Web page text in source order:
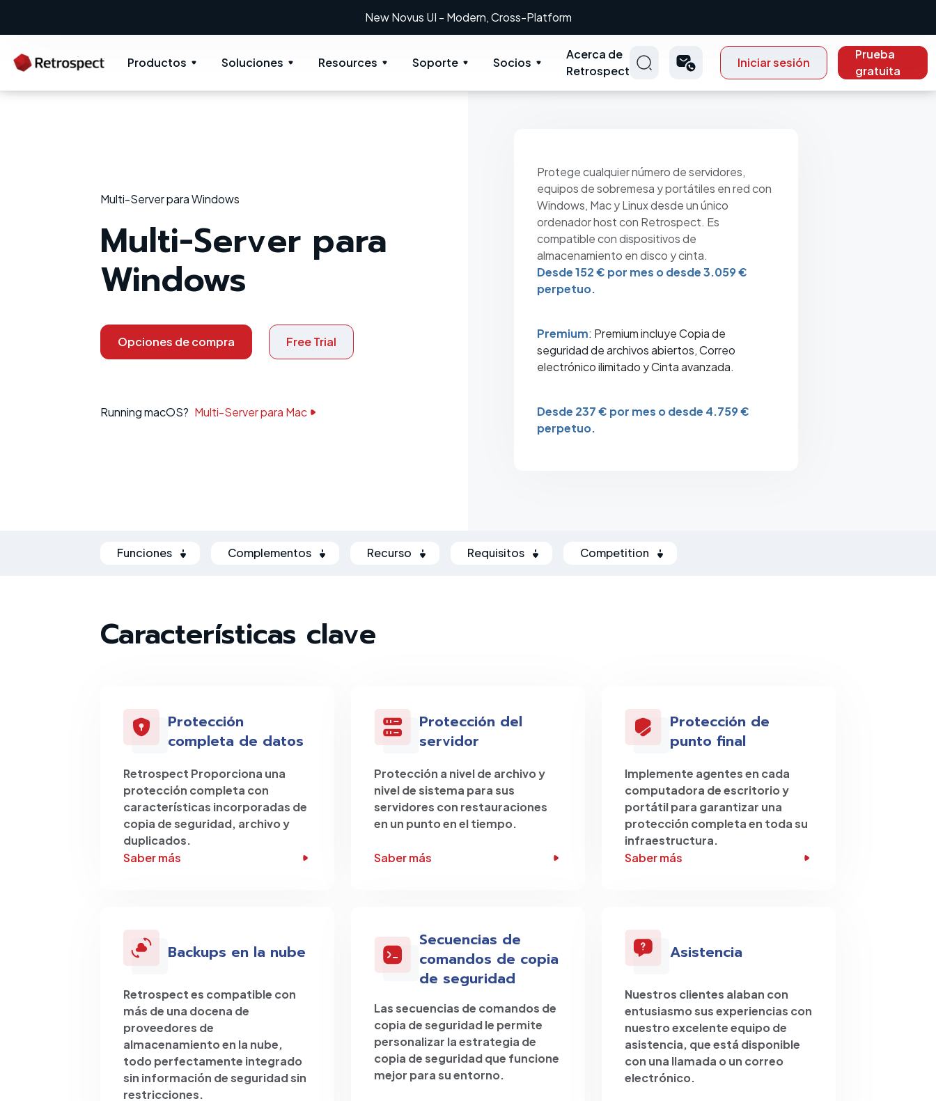
New: Retrospect 20.0.1
Productos Soluciones Resources Soporte Socios
Acerca de
Retrospect
Iniciar sesión
Prueba
gratuita
Multi-Server para Windows
Multi-Server para
Windows
Opciones de compra Free Trial
Running macOS? Multi-Server para Mac
Protege cualquier número de servidores,
equipos de sobremesa y portátiles en red con
Windows, Mac y Linux desde un único
ordenador host con Retrospect. Es
compatible con dispositivos de
almacenamiento en disco y cinta.
Desde 152 € por mes o desde 3.059 €
perpetuo.
Premium: Premium incluye Copia de
seguridad de archivos abiertos, Correo
electrónico ilimitado y Cinta avanzada.
Desde 237 € por mes o desde 4.759 €
perpetuo.
Funciones Complementos Recurso Requisitos Competition
Características clave
Protección
completa de datos
Retrospect Proporciona una
protección completa con
características incorporadas de
copia de seguridad, archivo y
duplicados.
Saber más
Protección del
servidor
Protección a nivel de archivo y
nivel de sistema para sus
servidores con restauraciones
en un punto en el tiempo.
Saber más
Protección de
punto final
Implemente agentes en cada
computadora de escritorio y
portátil para garantizar una
protección completa en toda su
infraestructura.
Saber más
Backups en la nube
Retrospect es compatible con
más de una docena de
proveedores de
almacenamiento en la nube,
todo perfectamente integrado
sin información de seguridad sin
restricciones.
Secuencias de
comandos de copia
de seguridad
Las secuencias de comandos de
copia de seguridad le permite
personalizar la estrategia de
copia de seguridad que funcione
mejor para su entorno.
Asistencia
Nuestros clientes alaban con
entusiasmo sus experiencias con
nuestro excelente equipo de
asistencia, que está disponible
con una llamada o un correo
electrónico.